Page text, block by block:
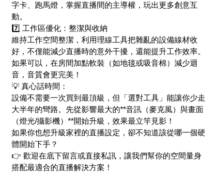
字卡、跑馬燈，掌握直播間的主導權，玩出更多創意互
動。
​7️⃣ 工作區優化：整潔與收納
​維持工作空間整潔，利用理線工具把雜亂的設備線材收
好，不僅能減少直播時的意外干擾，還能提升工作效率。
如果可以，在房間加點軟裝（如地毯或吸音棉）減少迴
音，音質會更完美！
​💡 真心話時間：
設備不需要一次買到最頂級，但「選對工具」能讓你少走
大半年的彎路。先從影響最大的**音訊（麥克風）與畫面
（燈光/攝影機）**開始升級，效果最立竿見影！
​如果你也想升級家裡的直播設定，卻不知道該從哪一個硬
體開始下手？
👉 歡迎在底下留言或直接私訊，讓我們幫你的空間量身
搭配最適合的直播解決方案！